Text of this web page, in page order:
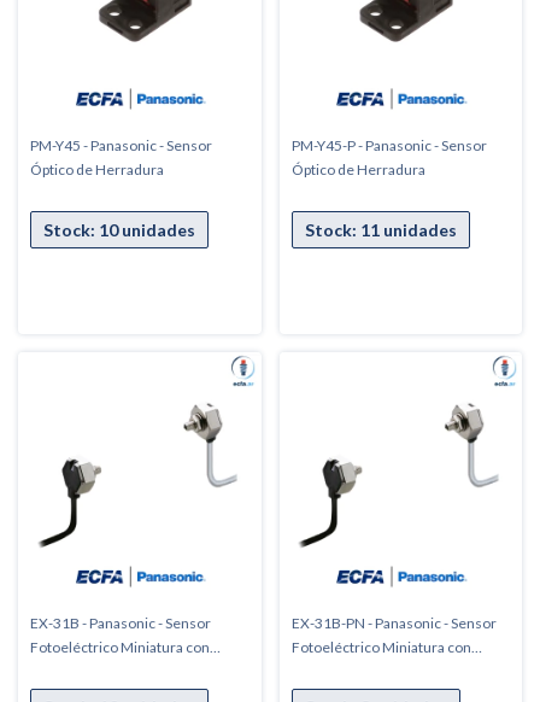
PM-Y45 - Panasonic - Sensor
Óptico de Herradura
PM-Y45-P - Panasonic - Sensor
Óptico de Herradura
EX-31B - Panasonic - Sensor
Fotoeléctrico Miniatura con
EX-31B-PN - Panasonic - Sensor
Fotoeléctrico Miniatura con